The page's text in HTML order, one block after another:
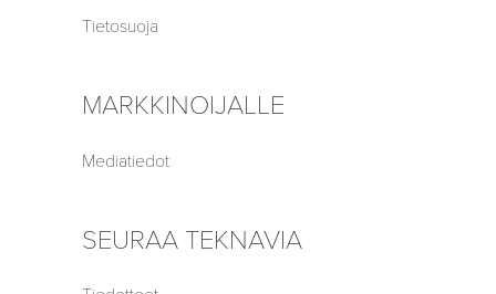
Tietosuoja
MARKKINOIJALLE
Mediatiedot
SEURAA TEKNAVIA